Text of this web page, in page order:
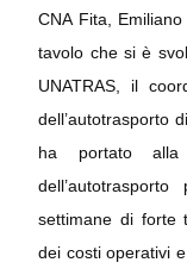
CNA Fita,
tavolo che si è
UNATRAS, il
dell’autotrasporto
ha portato alla
settimane di forte
dei costi operativi